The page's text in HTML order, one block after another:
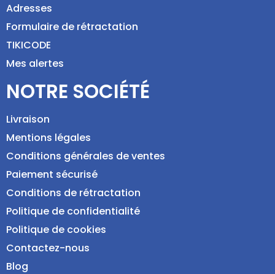
Adresses
Formulaire de rétractation
TIKICODE
Mes alertes
NOTRE SOCIÉTÉ
Livraison
Mentions légales
Conditions générales de ventes
Paiement sécurisé
Conditions de rétractation
Politique de confidentialité
Politique de cookies
Contactez-nous
Blog